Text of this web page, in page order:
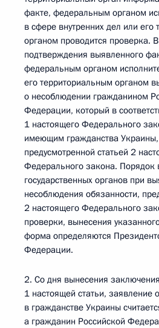
факте, федеральным органом
в сфере внутренних дел или его
органом проводится проверка.
подтверждения выявленного
федеральным органом
его территориальным органом
о несоблюдении гражданином
Федерации, который в
1 настоящего Федерального
имеющим гражданства Украины,
предусмотренной статьей 2
Федерального закона. Порядок
государственных органов при
несоблюдения обязанности,
2 настоящего Федерального
проверки, вынесения
форма определяются
Федерации.
2. Со дня вынесения
1 настоящей статьи, заявление
в гражданстве Украины
а гражданин Российской